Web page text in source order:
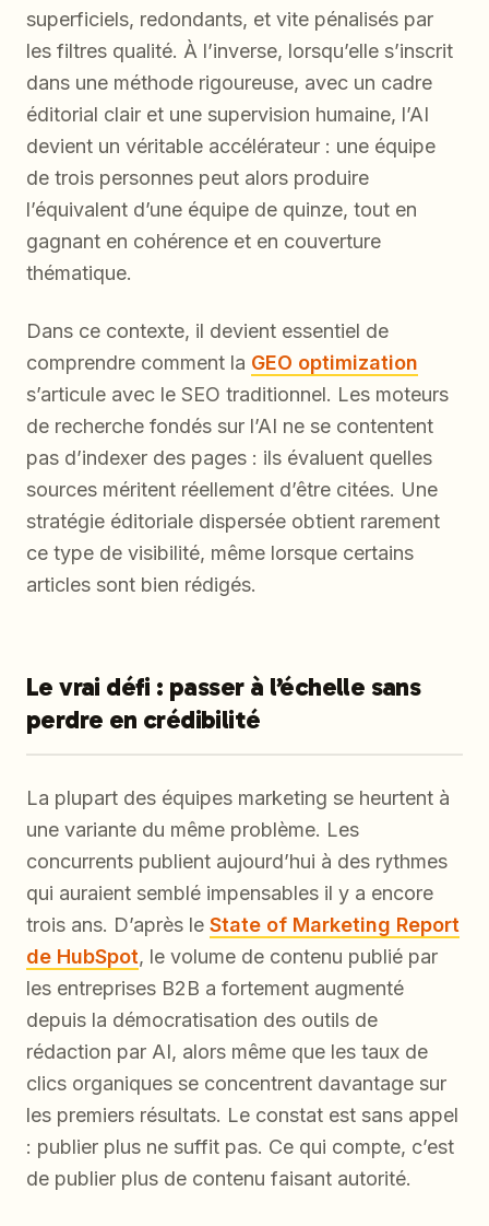
superficiels, redondants, et vite pénalisés par
les filtres qualité. À l’inverse, lorsqu’elle s’inscrit
dans une méthode rigoureuse, avec un cadre
éditorial clair et une supervision humaine, l’AI
devient un véritable accélérateur : une équipe
de trois personnes peut alors produire
l’équivalent d’une équipe de quinze, tout en
gagnant en cohérence et en couverture
thématique.
Dans ce contexte, il devient essentiel de
comprendre comment la GEO optimization
s’articule avec le SEO traditionnel. Les moteurs
de recherche fondés sur l’AI ne se contentent
pas d’indexer des pages : ils évaluent quelles
sources méritent réellement d’être citées. Une
stratégie éditoriale dispersée obtient rarement
ce type de visibilité, même lorsque certains
articles sont bien rédigés.
Le vrai défi : passer à l’échelle sans
perdre en crédibilité
La plupart des équipes marketing se heurtent à
une variante du même problème. Les
concurrents publient aujourd’hui à des rythmes
qui auraient semblé impensables il y a encore
trois ans. D’après le State of Marketing Report
de HubSpot, le volume de contenu publié par
les entreprises B2B a fortement augmenté
depuis la démocratisation des outils de
rédaction par AI, alors même que les taux de
clics organiques se concentrent davantage sur
les premiers résultats. Le constat est sans appel
: publier plus ne suffit pas. Ce qui compte, c’est
de publier plus de contenu faisant autorité.